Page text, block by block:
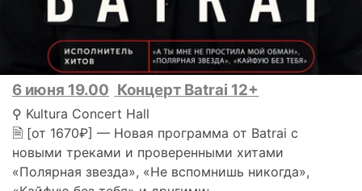
6 июня 19.00 Концерт Batrai 12+
⚲ Kultura Concert Hall
🗎 [от 1670₽] — Новая программа от Batrai с
новыми треками и проверенными хитами
«Полярная звезда», «Не вспомнишь никогда»,